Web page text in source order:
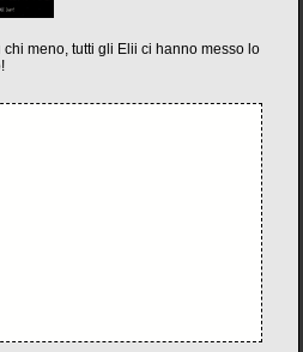
meno, tutti gli Elii ci hanno messo lo